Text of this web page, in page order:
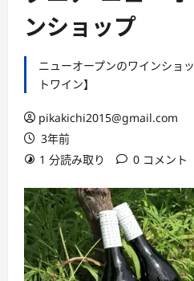
ンショップ
ニューオープンのワインショ
トワイン】
pikakichi2015@gmail.com
3年前
1 分読み取り
0 コメント